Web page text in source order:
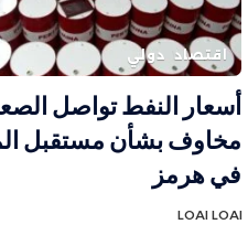
اقتصاد دولي
أسعار النفط تواصل
مخاوف بشأن مستقبل
في هرمز
LOAI LOAI